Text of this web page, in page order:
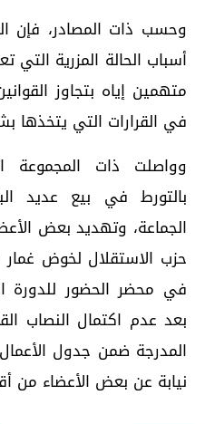
وحسب ذات المصادر، فإن
أسباب الحالة المزرية
متهمين إياه بتجاوز
في القرارات التي يتخذها
وواصلت ذات المجموعة
بالتورط في بيع عديد
الجماعة، وتهديد بعض
حزب الاستقلال لخوض غمار
في محضر الحضور للدورة
بعد عدم اكتمال النصاب
المدرجة ضمن جدول
نيابة عن بعض الأعضاء من